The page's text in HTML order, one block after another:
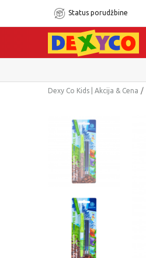
Status porudžbine
Dexy Co Kids | Akcija & Cena